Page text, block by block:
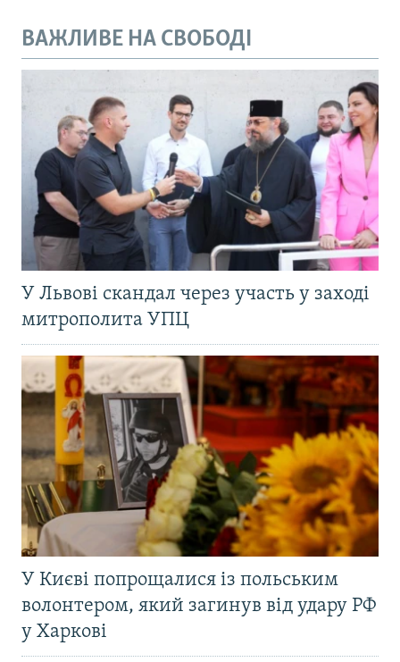
ВАЖЛИВЕ НА СВОБОДІ
У Львові скандал через участь у заході
митрополита УПЦ
У Києві попрощалися із польським
волонтером, який загинув від удару РФ
у Харкові